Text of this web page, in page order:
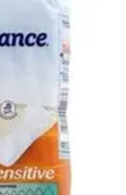
Développement